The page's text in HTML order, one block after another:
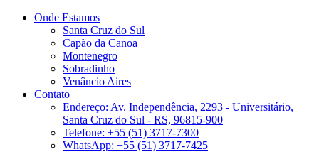
Onde Estamos
Santa Cruz do Sul
Capão da Canoa
Montenegro
Sobradinho
Venâncio Aires
Contato
Endereço: Av. Independência, 2293 - Universitário,
Santa Cruz do Sul - RS, 96815-900
Telefone: +55 (51) 3717-7300
WhatsApp: +55 (51) 3717-7425